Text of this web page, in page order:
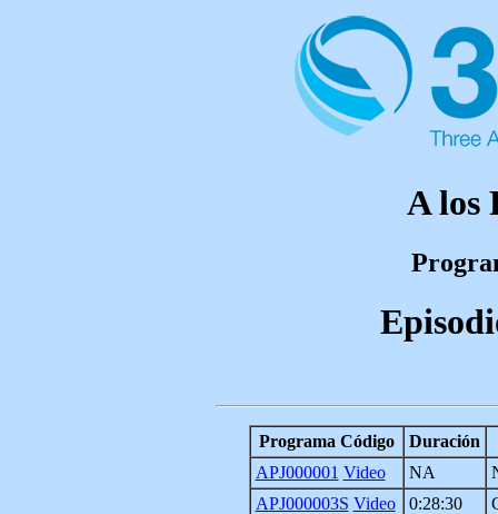
A los
Programa Código
Duración
APJ000001 Video NA
APJ000003S Video 0:28:30